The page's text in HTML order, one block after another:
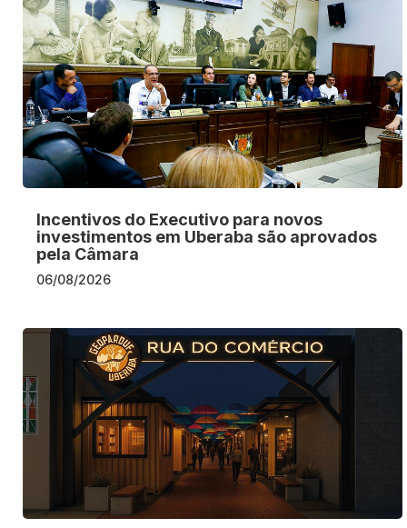
Incentivos do Executivo para novos
investimentos em Uberaba são aprovados
pela Câmara
06/08/2026